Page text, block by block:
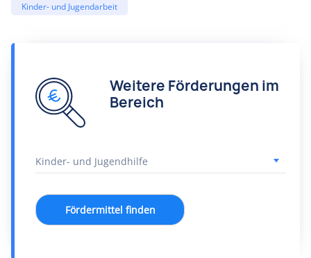
Kinder- und Jugendarbeit
Weitere Förderungen im
Bereich
Fördermittel finden